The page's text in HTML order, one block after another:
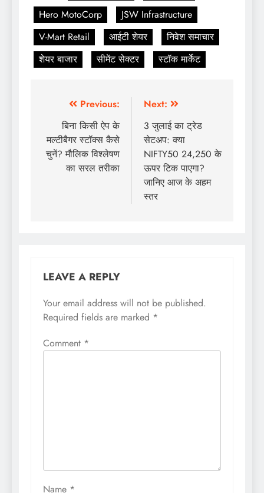
Hero MotoCorp
JSW Infrastructure
V-Mart Retail
आईटी शेयर
निवेश समाचार
शेयर बाजार
सीमेंट सेक्टर स्टॉक मार्केट
Previous:
बिना किसी ऐप के
मल्टीबैगर स्टॉक्स कैसे
चुनें? मौलिक विश्लेषण
का सरल तरीका
Next:
3 जुलाई का ट्रेड
सेटअप: क्या
NIFTY50 24,250 के
ऊपर टिक पाएगा?
जानिए आज के अहम
स्तर
LEAVE A REPLY
Your email address will not be published.
Required fields are marked *
Comment *
Name *